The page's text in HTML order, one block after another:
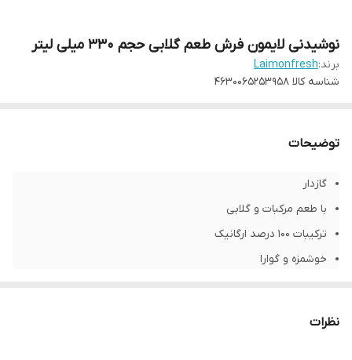
نوشیدنی لایمون فرش طعم گلابی حجم 330 میلی لیتر
برند:Laimonfresh
شناسه کالا 4630065253958
توضیحات
گازدار
با طعم مرکبات و گلابی
ترکیبات 100 درصد ارگانیک
خوشمزه و گوارا
4630065253958
نظرات